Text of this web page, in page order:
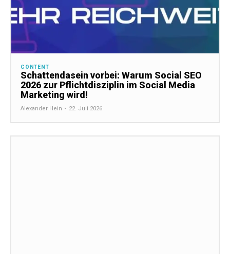
CONTENT
Schattendasein vorbei: Warum Social SEO
2026 zur Pflichtdisziplin im Social Media
Marketing wird!
Alexander Hein - 22. Juli 2026